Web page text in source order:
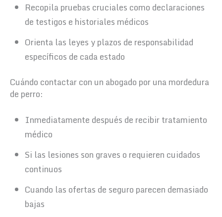
Recopila pruebas cruciales como declaraciones
de testigos e historiales médicos
Orienta las leyes y plazos de responsabilidad
específicos de cada estado
Cuándo contactar con un abogado por una mordedura
de perro:
Inmediatamente después de recibir tratamiento
médico
Si las lesiones son graves o requieren cuidados
continuos
Cuando las ofertas de seguro parecen demasiado
bajas